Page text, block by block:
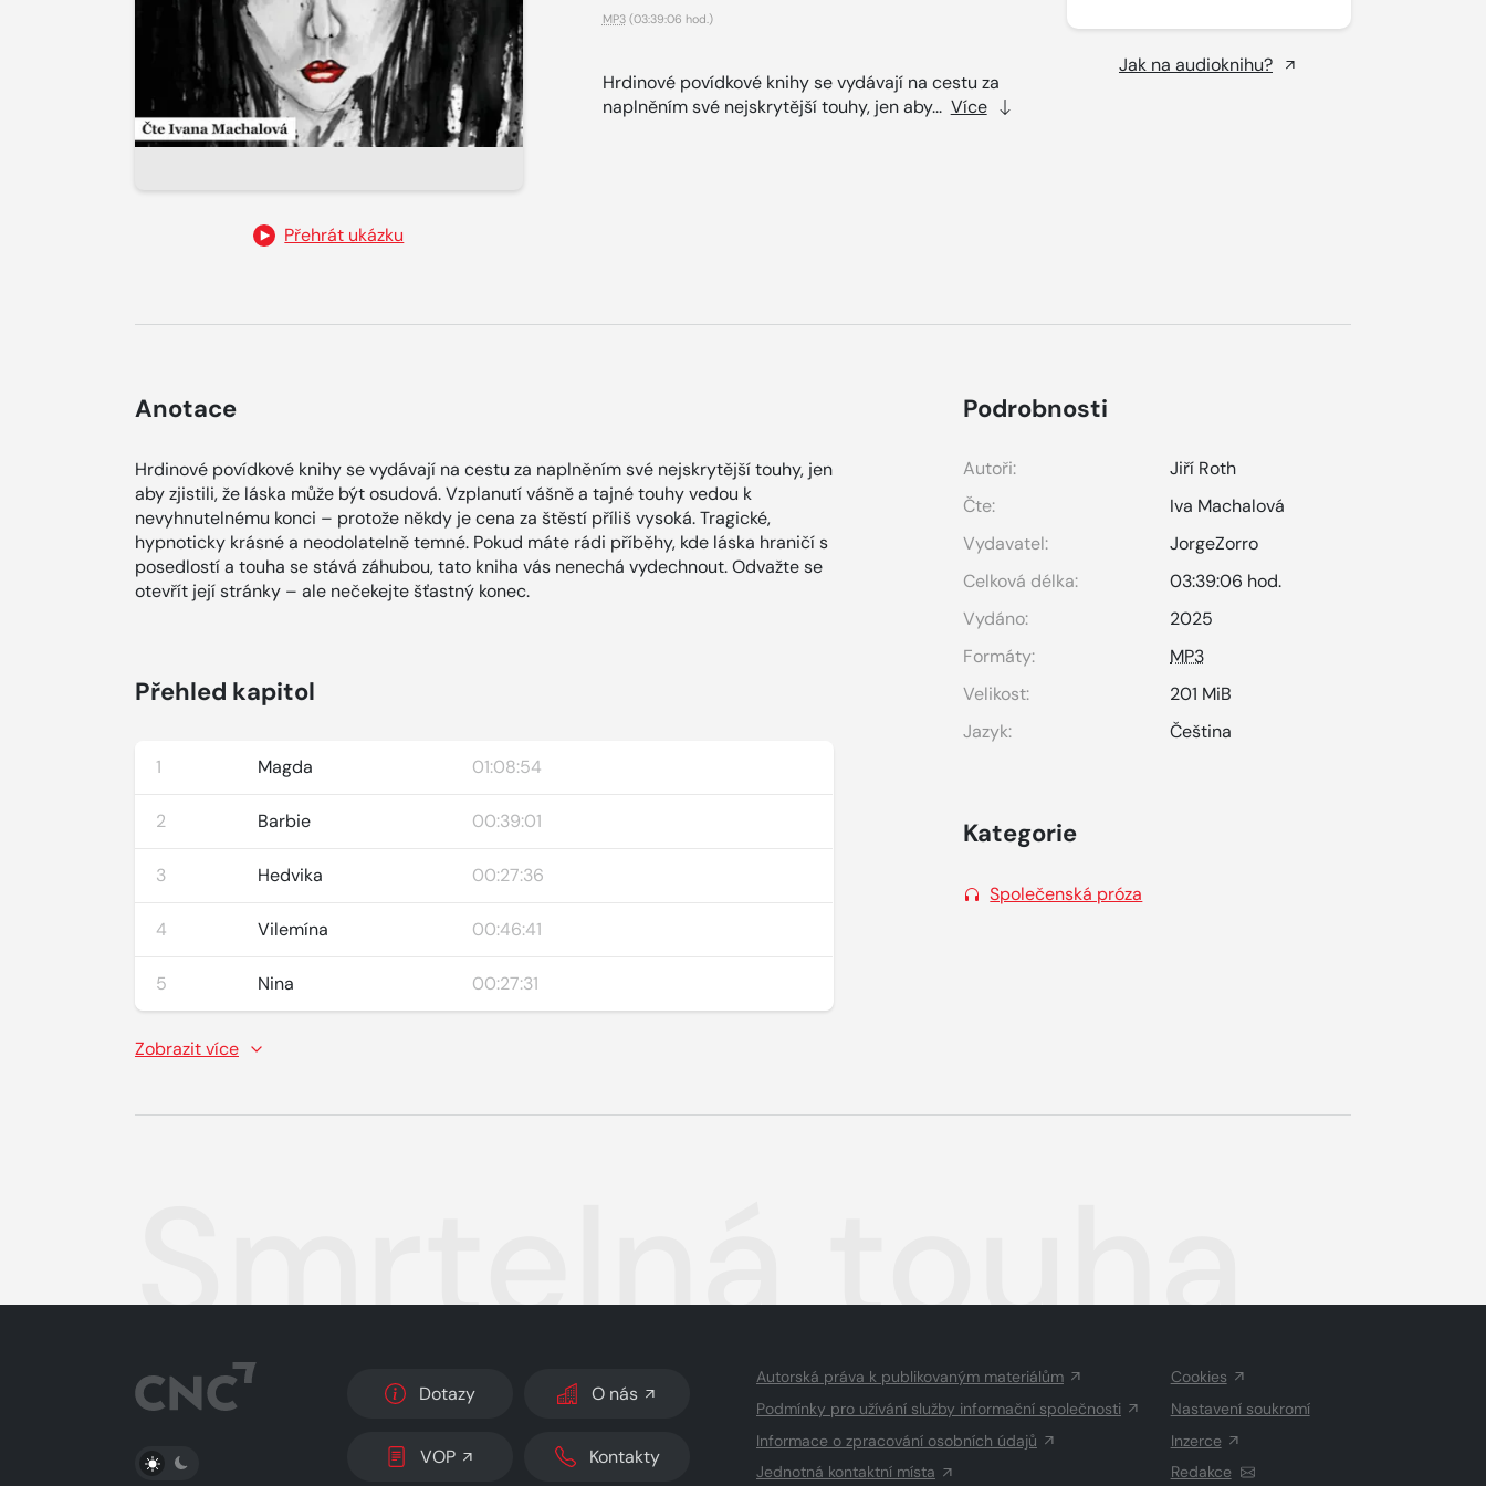
Přehrát ukázku
MP3(03:39:06 hod.)
Hrdinové povídkové knihy se vydávají na cestu za
naplněním své nejskrytější touhy, jen aby... Více
Jak na audioknihu?
Anotace
Hrdinové povídkové knihy se vydávají na cestu za naplněním své nejskrytější touhy, jen
aby zjistili, že láska může být osudová. Vzplanutí vášně a tajné touhy vedou k
nevyhnutelnému konci – protože někdy je cena za štěstí příliš vysoká. Tragické,
hypnoticky krásné a neodolatelně temné. Pokud máte rádi příběhy, kde láska hraničí s
posedlostí a touha se stává záhubou, tato kniha vás nenechá vydechnout. Odvažte se
otevřít její stránky – ale nečekejte šťastný konec.
Přehled kapitol
1 Magda 01:08:54
2 Barbie 00:39:01
3 Hedvika 00:27:36
4 Vilemína 00:46:41
5 Nina 00:27:31
Zobrazit více
Podrobnosti
Autoři:
Jiří Roth
Čte:
Iva Machalová
Vydavatel:
JorgeZorro
Celková délka:
03:39:06 hod.
Vydáno:
2025
Formáty:
MP3
Velikost:
201 MiB
Jazyk:
Čeština
Kategorie
Společenská próza
Smrtelná touha
PŘEPNOUT SVĚTLÝ/TMAVÝ REŽIM
Dotazy O nás
VOP Kontakty
Autorská práva k publikovaným materiálům
Podmínky pro užívání služby informační společnosti
Informace o zpracování osobních údajů
Jednotná kontaktní místa
Cookies
Nastavení soukromí
Inzerce
Redakce